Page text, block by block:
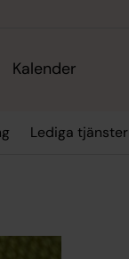
Kalender
Lediga tjänster